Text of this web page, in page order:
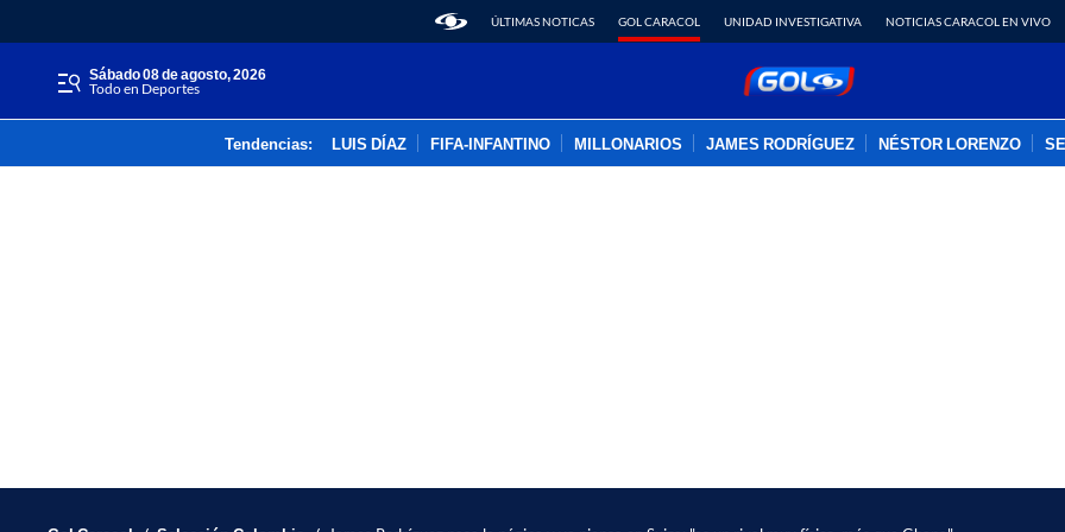
ÚLTIMAS NOTICAS GOL CARACOL UNIDAD INVESTIGATIVA NOTICIAS CARACOL EN VIVO
sábado 08 de agosto, 2026
Todo en Deportes
Tendencias: LUIS DÍAZ FIFA-INFANTINO MILLONARIOS JAMES RODRÍGUEZ NÉSTOR LORENZO